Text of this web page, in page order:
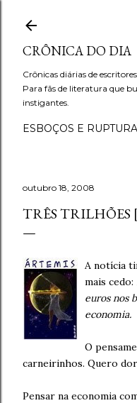
CRÔNICA DO DIA
Crônicas diárias de
Para fãs de literatura que
instigantes.
ESBOÇOS E
outubro 18, 2008
TRÊS TRILHÕES
A notícia
mais cedo:
euros nos
economia.
O
carneirinhos. Quero
Pensar na economia